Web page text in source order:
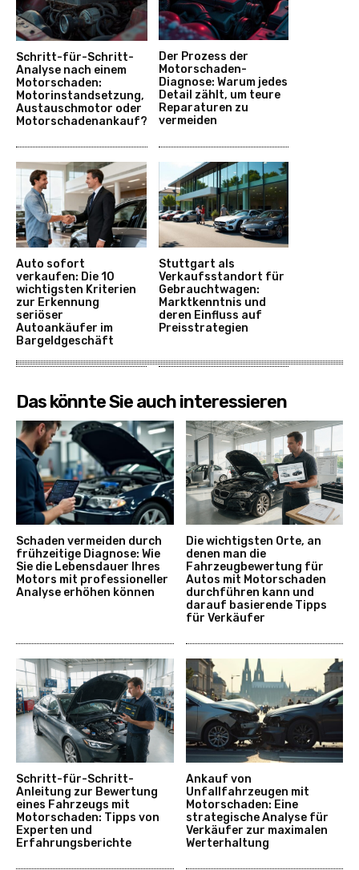
Schritt-für-Schritt-
Analyse nach einem
Motorschaden:
Motorinstandsetzung,
Austauschmotor oder
Motorschadenankauf?
Der Prozess der
Motorschaden-
Diagnose: Warum jedes
Detail zählt, um teure
Reparaturen zu
vermeiden
Auto sofort
verkaufen: Die 10
wichtigsten Kriterien
zur Erkennung
seriöser
Autoankäufer im
Bargeldgeschäft
Stuttgart als
Verkaufsstandort für
Gebrauchtwagen:
Marktkenntnis und
deren Einfluss auf
Preisstrategien
Das könnte Sie auch interessieren
Schaden vermeiden durch
frühzeitige Diagnose: Wie
Sie die Lebensdauer Ihres
Motors mit professioneller
Analyse erhöhen können
Die wichtigsten Orte, an
denen man die
Fahrzeugbewertung für
Autos mit Motorschaden
durchführen kann und
darauf basierende Tipps
für Verkäufer
Schritt-für-Schritt-
Anleitung zur Bewertung
eines Fahrzeugs mit
Motorschaden: Tipps von
Experten und
Erfahrungsberichte
Ankauf von
Unfallfahrzeugen mit
Motorschaden: Eine
strategische Analyse für
Verkäufer zur maximalen
Werterhaltung